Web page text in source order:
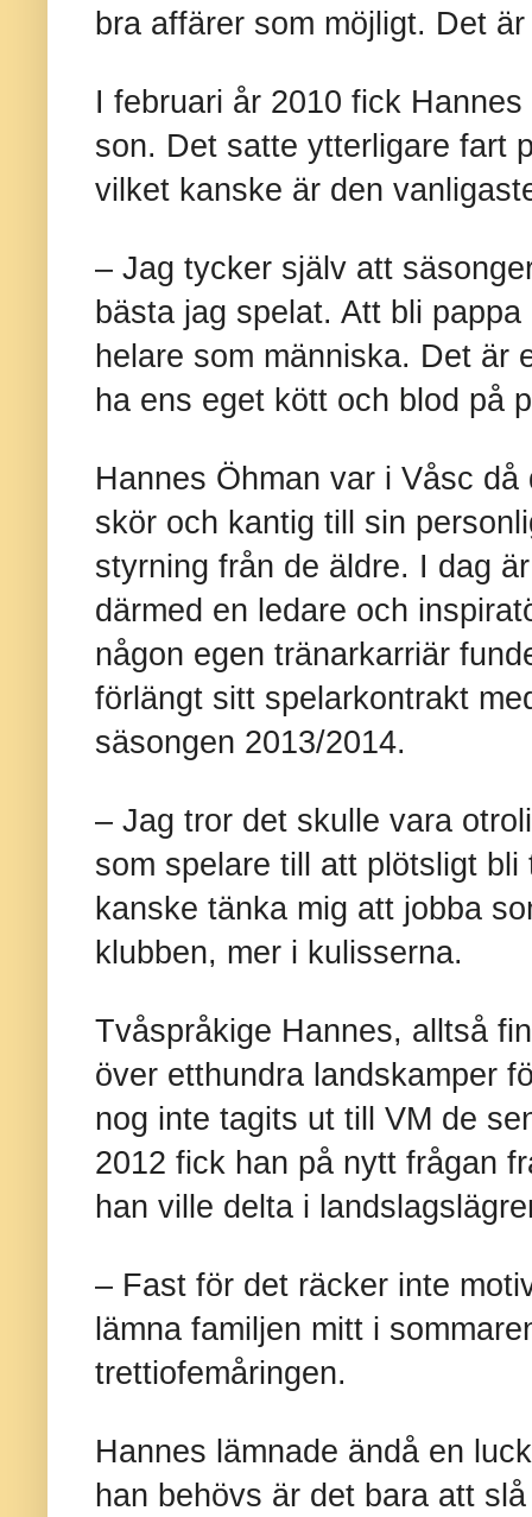
bra affärer som möjligt. Det
I februari år 2010 fick
son. Det satte ytterligare fart
vilket kanske är den
– Jag tycker själv att
bästa jag spelat. Att bli
helare som människa. Det är
ha ens eget kött och blod på
Hannes Öhman var i Våsc
skör och kantig till sin
styrning från de äldre. I dag
därmed en ledare och
någon egen tränarkarriär
förlängt sitt spelarkontrakt
säsongen 2013/2014.
– Jag tror det skulle vara
som spelare till att plötsligt
kanske tänka mig att jobba
klubben, mer i kulisserna.
Tvåspråkige Hannes, alltså
över etthundra landskamper
nog inte tagits ut till VM de
2012 fick han på nytt frågan
han ville delta i
– Fast för det räcker inte
lämna familjen mitt i
trettiofemåringen.
Hannes lämnade ändå en
han behövs är det bara att